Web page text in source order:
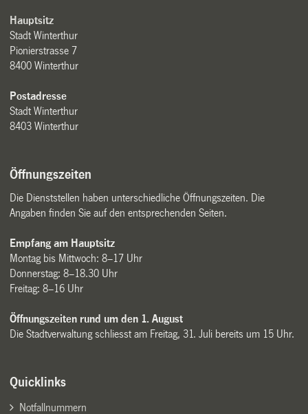
Hauptsitz
Stadt Winterthur
Pionierstrasse 7
8400 Winterthur
Postadresse
Stadt Winterthur
8403 Winterthur
Öffnungszeiten
Die Dienststellen haben unterschiedliche Öffnungszeiten. Die
Angaben finden Sie auf den entsprechenden Seiten.
Empfang am Hauptsitz
Montag bis Mittwoch: 8–17 Uhr
Donnerstag: 8–18.30 Uhr
Freitag: 8–16 Uhr
Öffnungszeiten rund um den 1. August
Die Stadtverwaltung schliesst am Freitag, 31. Juli bereits um 15 Uhr.
Quicklinks
Notfallnummern